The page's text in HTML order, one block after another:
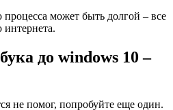
может быть долгой – все
интернета.
до windows 10 –
не помог, попробуйте еще один.